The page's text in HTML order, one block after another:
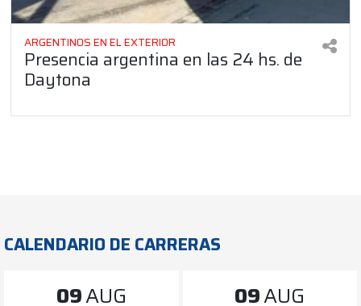
ARGENTINOS EN EL EXTERIOR
Presencia argentina en las 24 hs. de
Daytona
CALENDARIO DE CARRERAS
09AUG 09AUG